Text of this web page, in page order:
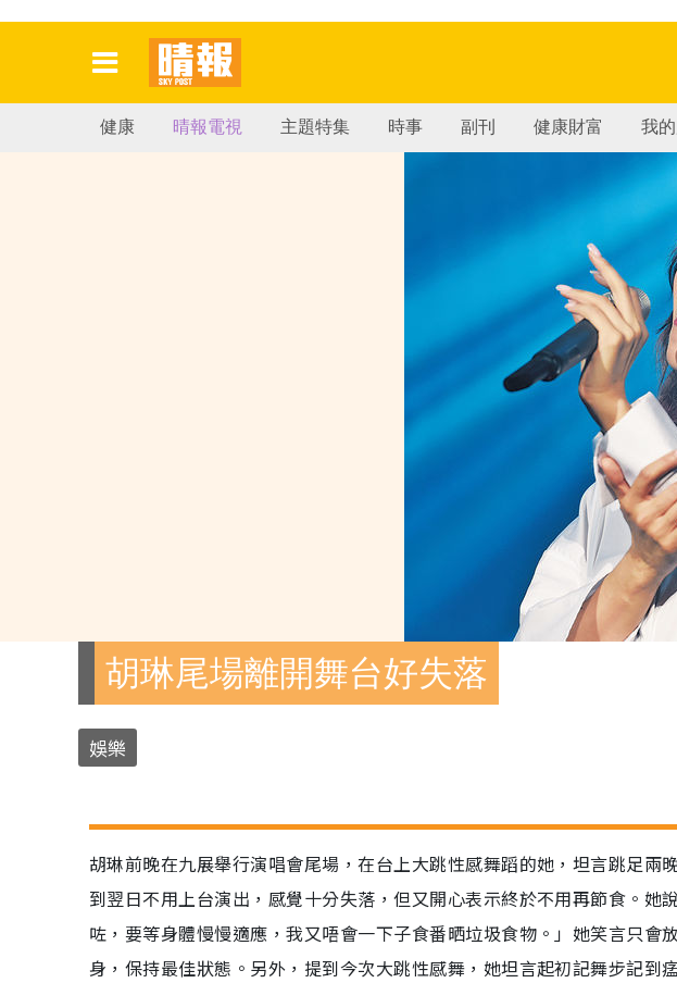
健康 晴報電視 主題特集 時事 副刊 健康財富 我
胡琳尾場離開舞台好失落
娛樂
胡琳前晚在九展舉行演唱會尾場，在台上大跳性感舞蹈的她，坦言跳足兩
到翌日不用上台演出，感覺十分失落，但又開心表示終於不用再節食。她
咗，要等身體慢慢適應，我又唔會一下子食番晒垃圾食物。」她笑言只會
身，保持最佳狀態。另外，提到今次大跳性感舞，她坦言起初記舞步記到